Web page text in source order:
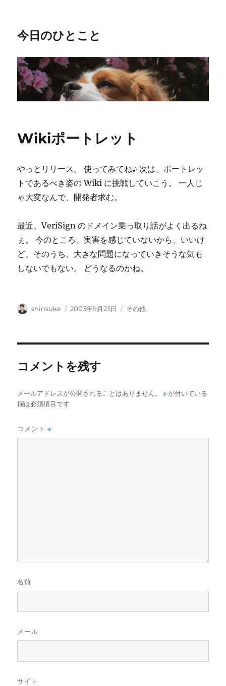
今日のひとこと
Wikiポートレット
やっとリリース。 使ってみてね♪ 次は、ポートレッ
トであるべき姿の Wiki に挑戦していこう。 一人じ
ゃ大変なんで、開発者求む。
最近、VeriSign のドメイン乗っ取り話がよく出るね
ぇ。 今のところ、実害を感じていないから、いいけ
ど、そのうち、大きな問題になっていきそうな気も
しないでもない。 どうなるのかね。
投
shinsuke
投
2003年9月23日
カ
その他
コメントを残す
メールアドレスが公開されることはありません。 ※が付いている
欄は必須項目です
コメント※
名前
メール
サイト